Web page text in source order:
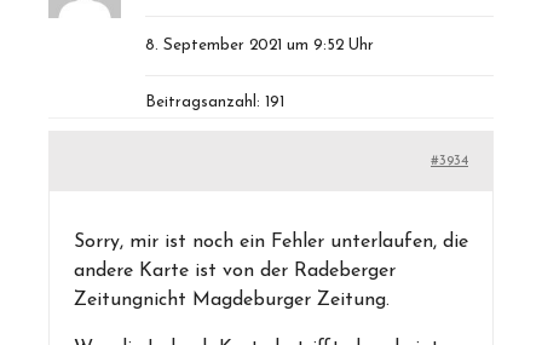
8. September 2021 um 9:52 Uhr
Beitragsanzahl: 191
#3934
Sorry, mir ist noch ein Fehler unterlaufen, die
andere Karte ist von der Radeberger
Zeitungnicht Magdeburger Zeitung.